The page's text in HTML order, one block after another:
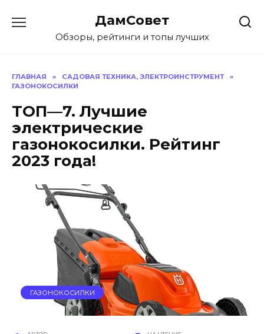
содержанию
ДамСовет
Обзоры, рейтинги и топы лучших
ГЛАВНАЯ » САДОВАЯ ТЕХНИКА, ЭЛЕКТРОИНСТРУМЕНТ
»
ГАЗОНОКОСИЛКИ
ТОП—7. Лучшие
электрические
газонокосилки. Рейтинг
2023 года!
ГАЗОНОКОСИЛКИ